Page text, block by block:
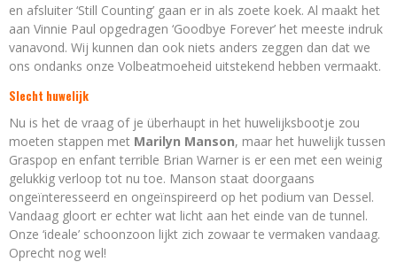
en afsluiter ‘Still Counting’ gaan er in als zoete koek. Al maakt het
aan Vinnie Paul opgedragen ‘Goodbye Forever’ het meeste indruk
vanavond. Wij kunnen dan ook niets anders zeggen dan dat we
ons ondanks onze Volbeatmoeheid uitstekend hebben vermaakt.
Slecht huwelijk
Nu is het de vraag of je überhaupt in het huwelijksbootje zou
moeten stappen met Marilyn Manson, maar het huwelijk tussen
Graspop en enfant terrible Brian Warner is er een met een weinig
gelukkig verloop tot nu toe. Manson staat doorgaans
ongeïnteresseerd en ongeïnspireerd op het podium van Dessel.
Vandaag gloort er echter wat licht aan het einde van de tunnel.
Onze ‘ideale’ schoonzoon lijkt zich zowaar te vermaken vandaag.
Oprecht nog wel!